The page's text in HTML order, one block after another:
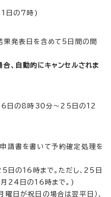
日の7時)
果発表日を含めて5日間の間
、自動的にキャンセルされま
日の8時30分～25日の12
請書を書いて予約確定処理を
日の16時まで。ただし、25日
24日の16時まで。)
日が祝日の場合は翌平日）、